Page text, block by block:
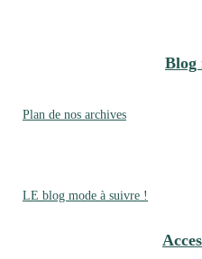
Blog
Plan de nos archives
LE blog mode à suivre !